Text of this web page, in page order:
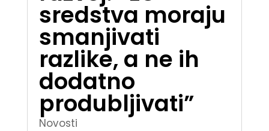
sredstva moraju
smanjivati
razlike, a ne ih
dodatno
produbljivati”
Novosti